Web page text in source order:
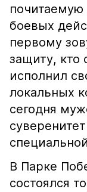
боевых
первому
защиту, кто
исполнил
локальных
сегодня
В Парке
состоялся